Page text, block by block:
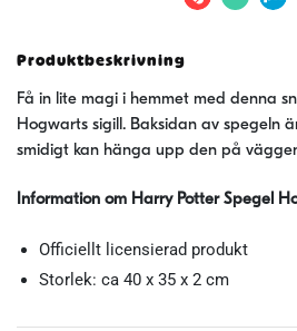
Produktbeskrivning
Få in lite magi i hemmet med denna
Hogwarts sigill. Baksidan av spegeln
smidigt kan hänga upp den på
Information om Harry Potter Spegel
Officiellt licensierad produkt
Storlek: ca 40 x 35 x 2 cm